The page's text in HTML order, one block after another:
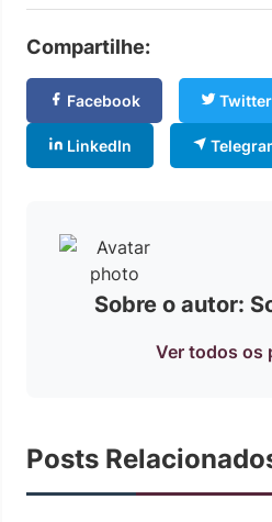
Compartilhe:
Facebook Twitter
LinkedIn
Sobre o autor:
Ver todos os
Posts